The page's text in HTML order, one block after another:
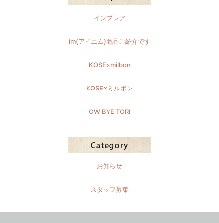
インプレア
im(アイエム)商品ご紹介です
KOSE×milbon
KOSE×ミルボン
OW BYE TORI
お知らせ
スタッフ募集